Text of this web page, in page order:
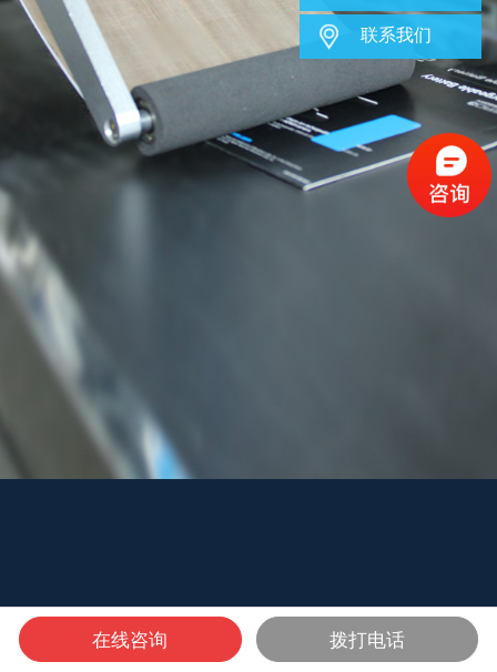
联系我们
在线咨询 拨打电话